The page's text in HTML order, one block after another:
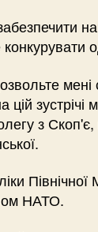
мені
зустрічі
з Скоп'є,
Північної
НАТО.